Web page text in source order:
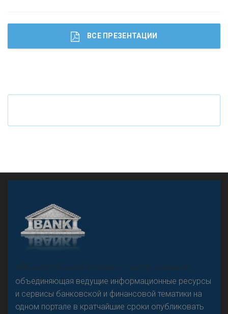
Что будет с наличными деньгами при цифровом
ВСЕ ПРЕЗЕНТАЦИИ
«Н
овости Банков России» – группа компаний,
объединяющая ведущие информационные ресурсы
и сервисы банковской и финансовой тематики на
одном портале в кратчайшие сроки опубликовать